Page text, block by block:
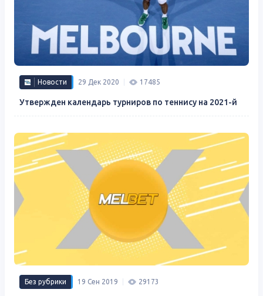
Новости 29 Дек 2020 17485
Утвержден календарь турниров по теннису на 2021-й
Без рубрики 19 Сен 2019 29173